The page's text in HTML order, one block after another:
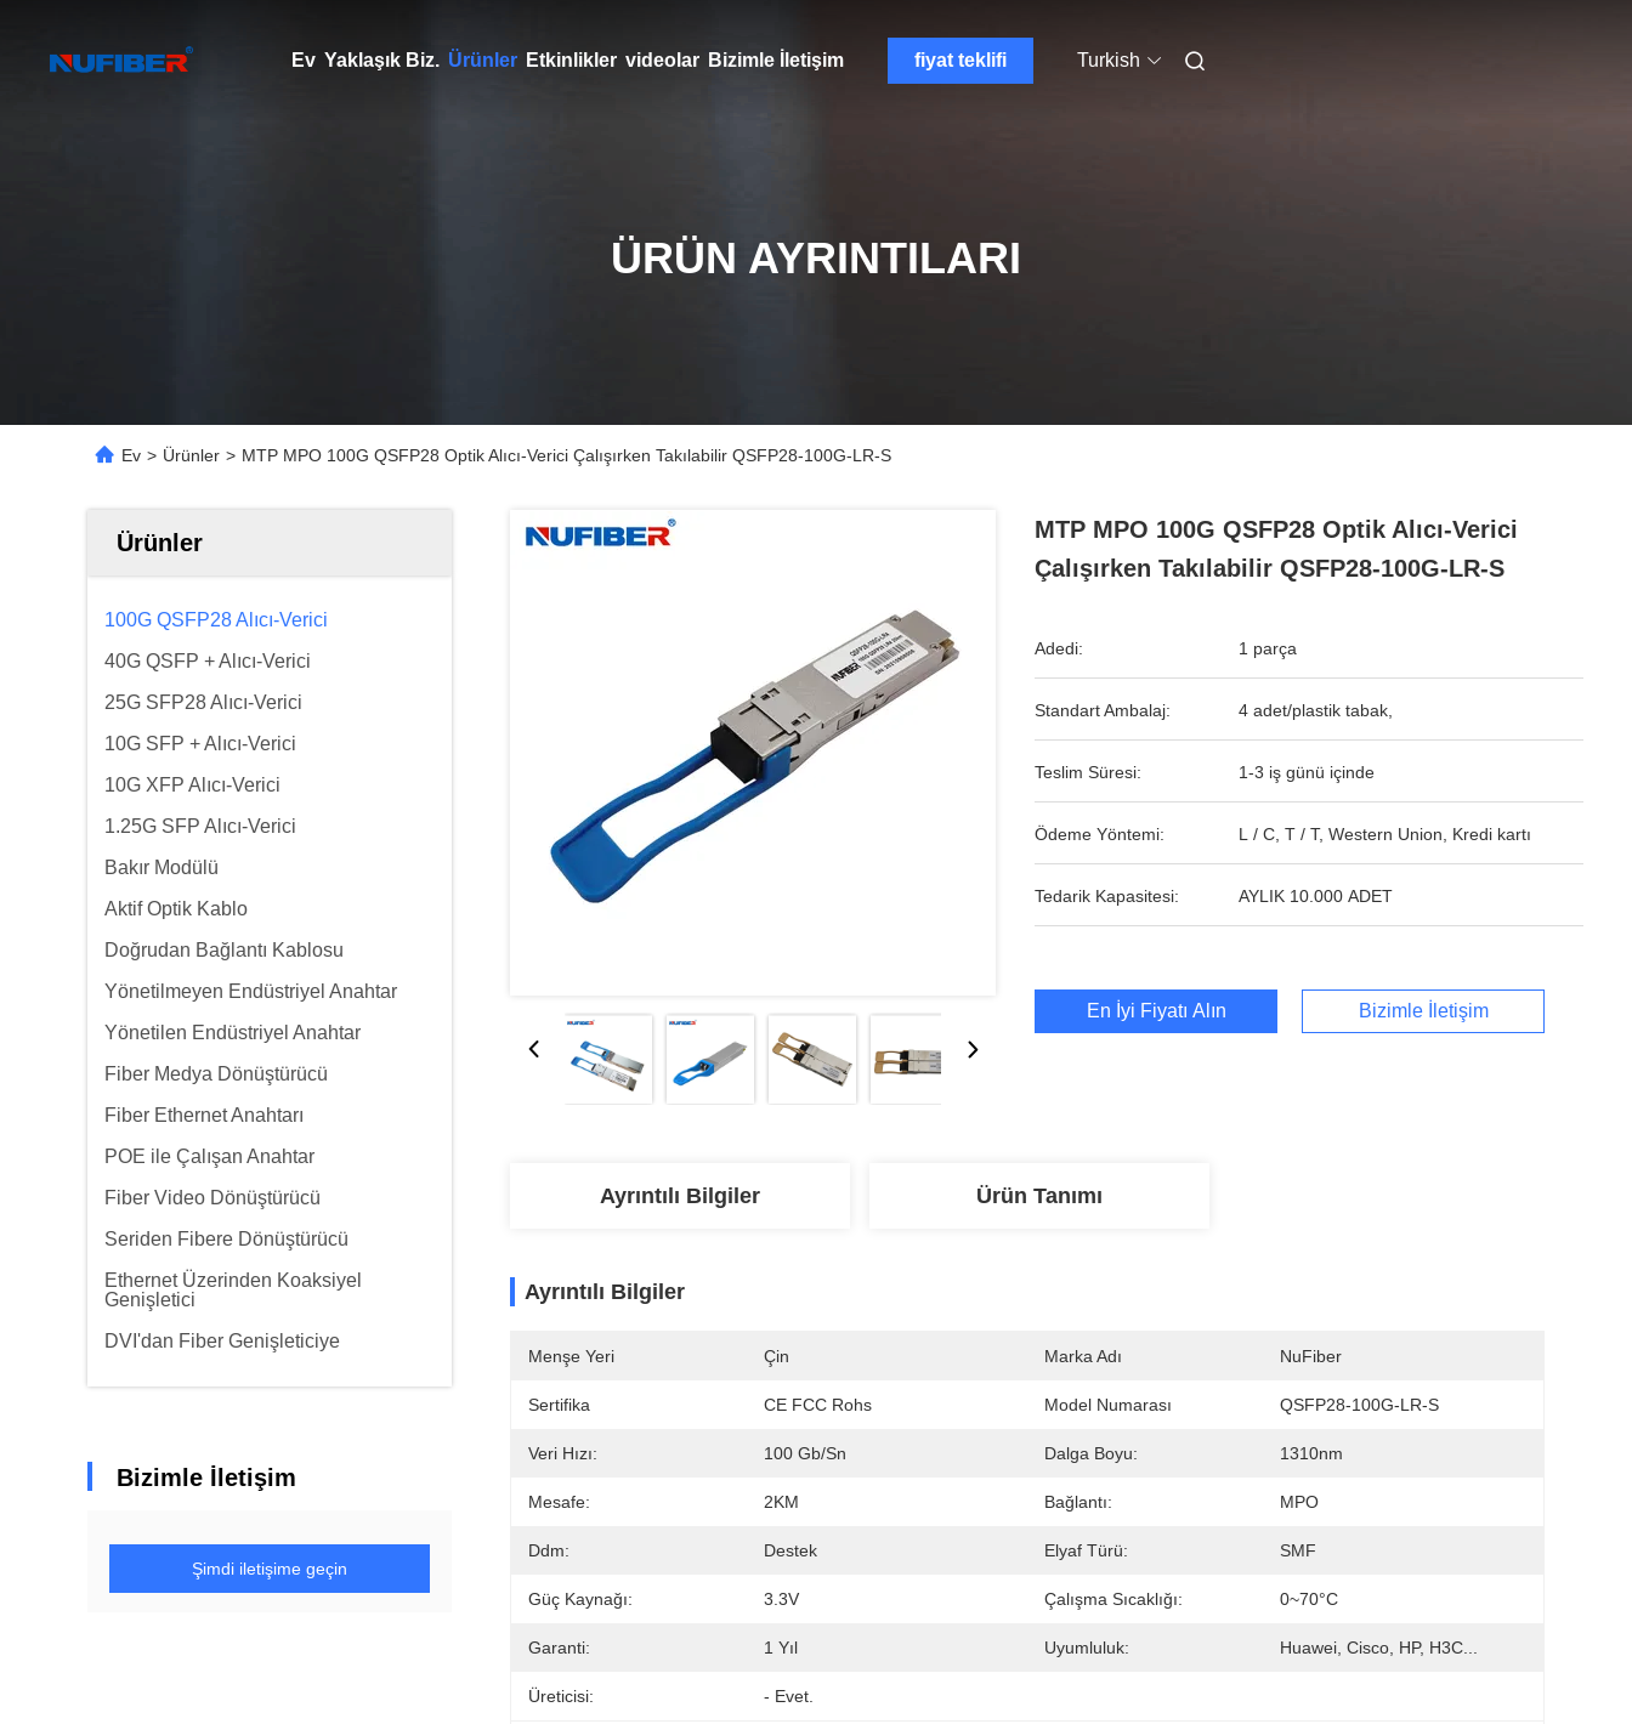
Ev Yaklaşık Biz. Ürünler Etkinlikler videolar Bizimle İletişim fiyat teklifi Turkish
ÜRÜN AYRINTILARI
Ev > Ürünler > MTP MPO 100G QSFP28 Optik Alıcı-Verici Çalışırken Takılabilir QSFP28-100G-LR-S
Ürünler
100G QSFP28 Alıcı-Verici
40G QSFP + Alıcı-Verici
25G SFP28 Alıcı-Verici
10G SFP + Alıcı-Verici
10G XFP Alıcı-Verici
1.25G SFP Alıcı-Verici
Bakır Modülü
Aktif Optik Kablo
Doğrudan Bağlantı Kablosu
Yönetilmeyen Endüstriyel Anahtar
Yönetilen Endüstriyel Anahtar
Fiber Medya Dönüştürücü
Fiber Ethernet Anahtarı
POE ile Çalışan Anahtar
Fiber Video Dönüştürücü
Seriden Fibere Dönüştürücü
Ethernet Üzerinden Koaksiyel
Genişletici
DVI'dan Fiber Genişleticiye
Bizimle İletişim
Şimdi iletişime geçin
MTP MPO 100G QSFP28 Optik Alıcı-Verici
Çalışırken Takılabilir QSFP28-100G-LR-S
Adedi: 1 parça
Standart Ambalaj: 4 adet/plastik tabak,
Teslim Süresi: 1-3 iş günü içinde
Ödeme Yöntemi: L / C, T / T, Western Union, Kredi kartı
Tedarik Kapasitesi: AYLIK 10.000 ADET
En İyi Fiyatı Alın Bizimle İletişim
Ayrıntılı Bilgiler Ürün Tanımı
Ayrıntılı Bilgiler
Menşe Yeri Çin Marka Adı NuFiber
Sertifika CE FCC Rohs Model Numarası QSFP28-100G-LR-S
Veri Hızı: 100 Gb/sn Dalga Boyu: 1310nm
Mesafe: 2KM Bağlantı: MPO
Ddm: Destek Elyaf Türü: SMF
Güç Kaynağı: 3.3V Çalışma Sıcaklığı: 0~70°C
Garanti: 1 Yıl Uyumluluk: Huawei, Cisco, HP, H3C...
Üreticisi: - Evet.